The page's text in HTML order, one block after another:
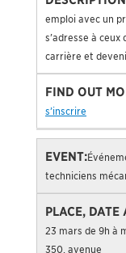
emploi avec un
s’adresse à
carrière et
s’inscrire
techniciens
23 mars de 9h à
350, avenue